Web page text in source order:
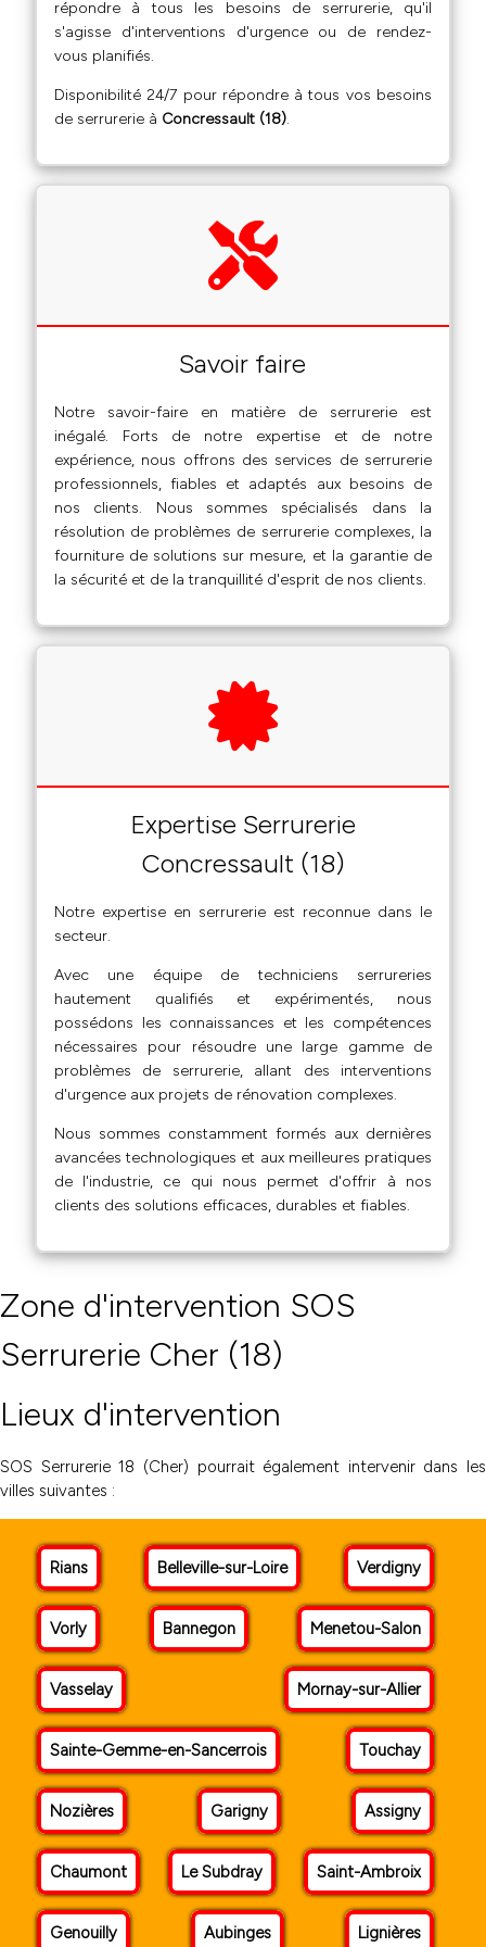
répondre à tous les besoins de serrurerie, qu'il
s'agisse d'interventions d'urgence ou de rendez-
vous planifiés.
Disponibilité 24/7 pour répondre à tous vos besoins
de serrurerie à Concressault (18).
Savoir faire
Notre savoir-faire en matière de serrurerie est
inégalé. Forts de notre expertise et de notre
expérience, nous offrons des services de serrurerie
professionnels, fiables et adaptés aux besoins de
nos clients. Nous sommes spécialisés dans la
résolution de problèmes de serrurerie complexes, la
fourniture de solutions sur mesure, et la garantie de
la sécurité et de la tranquillité d'esprit de nos clients.
Expertise Serrurerie
Concressault (18)
Notre expertise en serrurerie est reconnue dans le
secteur.
Avec une équipe de techniciens serrureries
hautement qualifiés et expérimentés, nous
possédons les connaissances et les compétences
nécessaires pour résoudre une large gamme de
problèmes de serrurerie, allant des interventions
d'urgence aux projets de rénovation complexes.
Nous sommes constamment formés aux dernières
avancées technologiques et aux meilleures pratiques
de l'industrie, ce qui nous permet d'offrir à nos
clients des solutions efficaces, durables et fiables.
Zone d'intervention SOS
Serrurerie Cher (18)
Lieux d'intervention
SOS Serrurerie 18 (Cher) pourrait également intervenir dans les
villes suivantes :
Rians Belleville-sur-Loire Verdigny
Vorly Bannegon Menetou-Salon
Vasselay Mornay-sur-Allier
Sainte-Gemme-en-Sancerrois Touchay
Nozières Garigny Assigny
Chaumont Le Subdray Saint-Ambroix
Genouilly Aubinges Lignières